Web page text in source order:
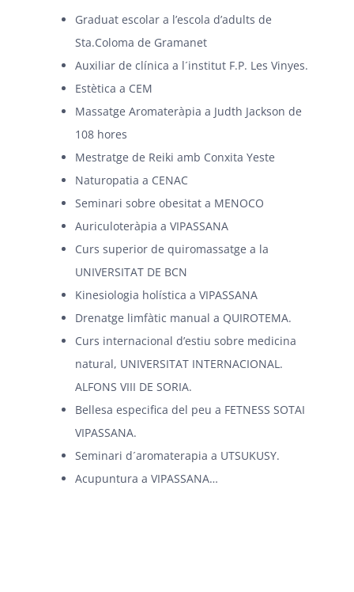
Graduat escolar a l’escola d’adults de
Sta.Coloma de Gramanet
Auxiliar de clínica a l´institut F.P. Les Vinyes.
Estètica a CEM
Massatge Aromateràpia a Judth Jackson de
108 hores
Mestratge de Reiki amb Conxita Yeste
Naturopatia a CENAC
Seminari sobre obesitat a MENOCO
Auriculoteràpia a VIPASSANA
Curs superior de quiromassatge a la
UNIVERSITAT DE BCN
Kinesiologia holística a VIPASSANA
Drenatge limfàtic manual a QUIROTEMA.
Curs internacional d’estiu sobre medicina
natural, UNIVERSITAT INTERNACIONAL.
ALFONS VIII DE SORIA.
Bellesa especifica del peu a FETNESS SOTAI
VIPASSANA.
Seminari d´aromaterapia a UTSUKUSY.
Acupuntura a VIPASSANA…